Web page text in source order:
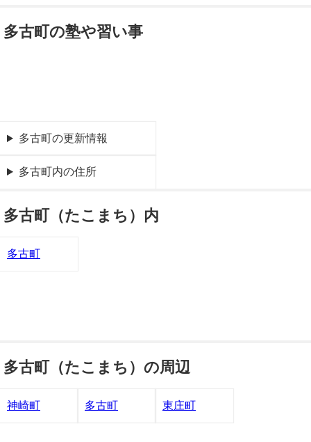
多古町の塾や習い事
多古町の更新情報
多古町内の住所
多古町（たこまち）内
多古町
多古町（たこまち）の周辺
神崎町 多古町 東庄町